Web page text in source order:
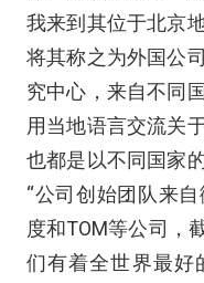
我来到其位于北京
将其称之为外国公
究中心，来自不同
用当地语言交流关
也都是以不同国家
“公司创始团队来
度和TOM等公司，
们有着全世界最好